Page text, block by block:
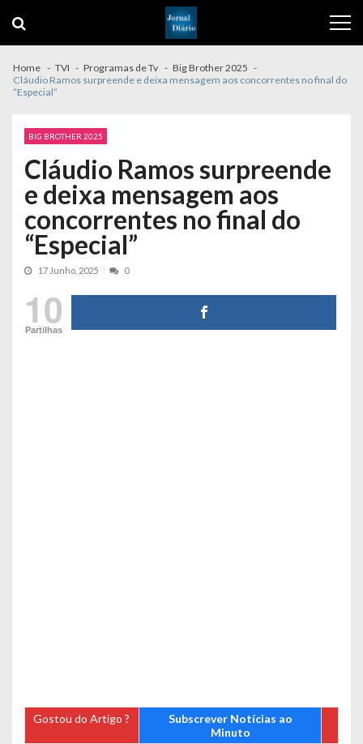
navigation
content
Home TVI Programas de Tv
Big Brother 2025
Cláudio Ramos surpreende e deixa mensagem aos concorrentes no final do
“Especial”
BIG BROTHER 2025
Cláudio Ramos surpreende
e deixa mensagem aos
concorrentes no final do
“Especial”
17 Junho, 2025 0
10
Partilhas
Gostou do Artigo ?
Subscrever Notícias ao
Minuto